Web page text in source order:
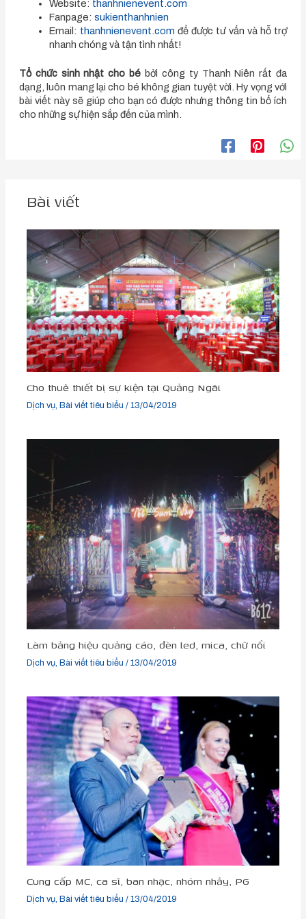
Website: thanhnienevent.com
Fanpage: sukienthanhnien
Email: thanhnienevent.com để được tư vấn và hỗ trợ
nhanh chóng và tận tình nhất!
Tổ chức sinh nhật cho bé bởi công ty Thanh Niên rất đa
dạng, luôn mang lại cho bé không gian tuyệt vời. Hy vọng với
bài viết này sẽ giúp cho bạn có được nhưng thông tin bổ ích
cho những sự hiện sắp đến của mình.
Bài viết
Cho thuê thiết bị sự kiện tại Quảng Ngãi
Dịch vụ,Bài viết tiêu biểu /13/04/2019
Làm bảng hiệu quảng cáo, đèn led, mica, chữ nổi
Dịch vụ ,Bài viết tiêu biểu /13/04/2019
Cung cấp MC, ca sĩ, ban nhạc, nhóm nhảy, PG
Dịch vụ,Bài viết tiêu biểu /13/04/2019